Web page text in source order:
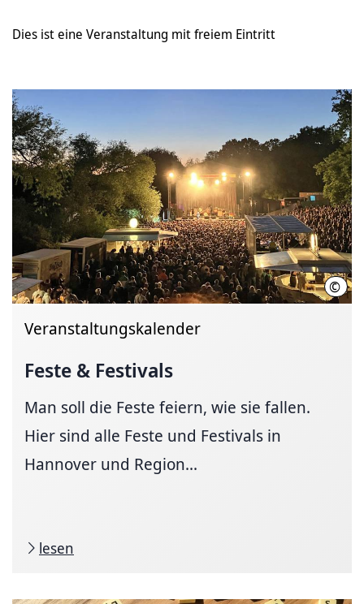
Dies ist eine Veranstaltung mit freiem Eintritt
©
Veranstaltungskalender
Feste & Festivals
Man soll die Feste feiern, wie sie fallen.
Hier sind alle Feste und Festivals in
Hannover und Region...
lesen